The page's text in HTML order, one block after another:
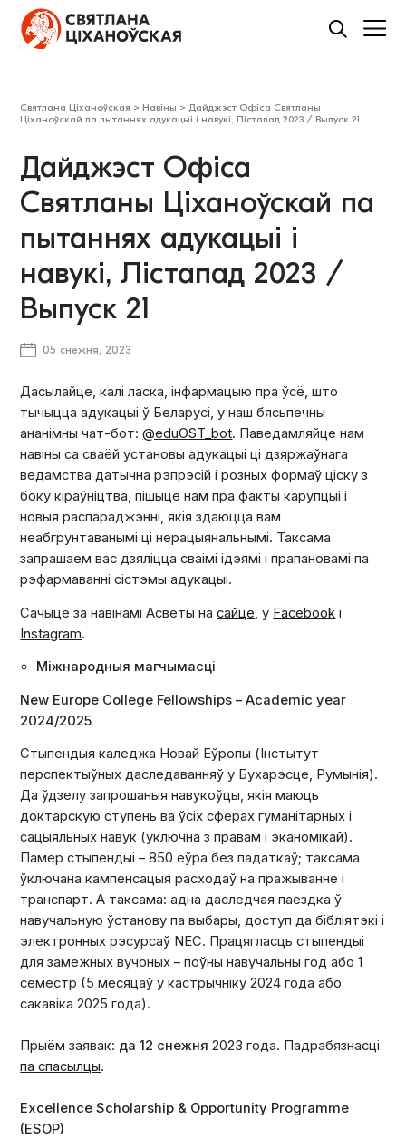
Святлана Ціханоўская > Навіны > Дайджэст Офіса Святланы
Ціханоўскай па пытаннях адукацыі і навукі, Лістапад 2023 / Выпуск 21
Дайджэст Офіса
Святланы Ціханоўскай па
пытаннях адукацыі і
навукі, Лістапад 2023 /
Выпуск 21
05 снежня, 2023
Дасылайце, калі ласка, інфармацыю пра ўсё, што
тычыцца адукацыі ў Беларусі, у наш бясьпечны
ананімны чат-бот:@eduOST_bot. Паведамляйце нам
навіны са сваёй установы адукацыі ці дзяржаўнага
ведамства датычна рэпрэсій і розных формаў ціску з
боку кіраўніцтва, пішыце нам пра факты карупцыі і
новыя распараджэнні, якія здаюцца вам
неабгрунтаванымі ці нерацыянальнымі. Таксама
запрашаем вас дзяліцца сваімі ідэямі і прапановамі па
рэфармаванні сістэмы адукацыі.
Сачыце за навінамі Асветы насайце, у Facebook і
Instagram.
Міжнародныя магчымасці
New Europe College Fellowships – Academic year
2024/2025
Стыпендыя каледжа Новай Еўропы (Інстытут
перспектыўных даследаванняў у Бухарэсце, Румынія).
Да ўдзелу запрошаныя навукоўцы, якія маюць
доктарскую ступень ва ўсіх сферах гуманітарных і
сацыяльных навук (уключна з правам і эканомікай).
Памер стыпендыі – 850 еўра без падаткаў; таксама
ўключана кампенсацыя расходаў на пражыванне і
транспарт. А таксама: адна даследчая паездка ў
навучальную ўстанову па выбары, доступ да бібліятэкі і
электронных рэсурсаў NEC. Працягласць стыпендыі
для замежных вучоных – поўны навучальны год або 1
семестр (5 месяцаў у кастрычніку 2024 года або
сакавіка 2025 года).
Прыём заявак: да 12 снежня 2023 года. Падрабязнасці
па спасылцы.
Excellence Scholarship & Opportunity Programme
(ESOP)